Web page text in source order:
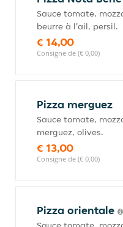
Sauce tomate,
beurre à l'ail, persil.
€ 14,00
Consigne de (€ 0,00)
Pizza merguez
Sauce tomate,
merguez, olives.
€ 13,00
Consigne de (€ 0,00)
Pizza orientale